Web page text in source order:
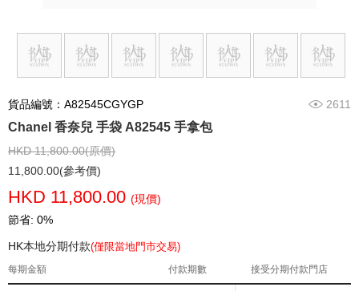
貨品編號：A82545CGYGP 2611
Chanel 香奈兒 手袋 A82545 手拿包
HKD 11,800.00(原價)
11,800.00(參考價)
HKD 11,800.00 (現價)
節省: 0%
HK本地分期付款(僅限當地門市交易)
每期金額 付款期數 接受分期付款門店